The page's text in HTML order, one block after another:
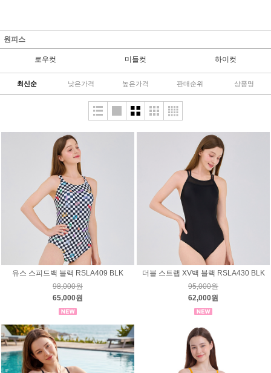
원피스
로우컷 미들컷 하이컷
최신순 낮은가격 높은가격 판매순위 상품명
유스 스피드백 블랙 RSLA409 BLK
98,000원
65,000원
더블 스트랩 XV백 블랙 RSLA430 BLK
95,000원
62,000원